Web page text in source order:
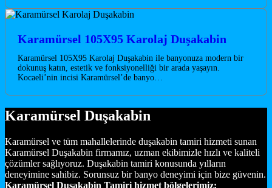
Karamürsel 105X95 Karolaj Duşakabin
Karamürsel 105X95 Karolaj Duşakabin ile banyonuza modern bir
dokunuş katın, estetik ve fonksiyonelliği bir arada yaşayın.
Kocaeli’nin incisi Karamürsel’de banyo…
Karamürsel Duşakabin
Karamürsel ve tüm mahallelerinde duşakabin tamiri hizmeti sunan
Karamürsel Duşakabin firmamız, uzman ekibimizle hızlı ve kaliteli
çözümler sağlıyoruz. Duşakabin tamiri konusunda yılların
deneyimine sahibiz. Sorunsuz bir banyo deneyimi için bize güvenin.
Karamürsel Duşakabin Tamiri hizmet bölgelerimiz: